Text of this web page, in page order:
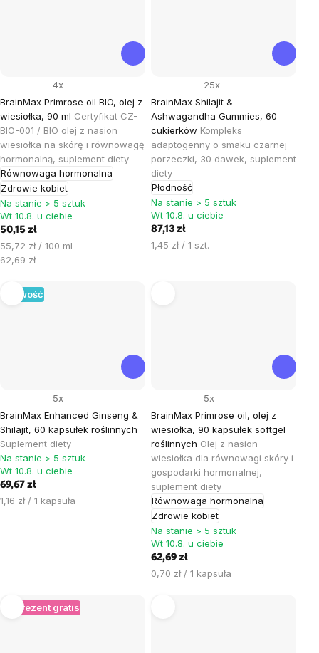
BrainMax Primrose oil BIO, olej z
wiesiołka, 90 ml Certyfikat CZ-
BIO-001 / BIO olej z nasion
wiesiołka na skórę i równowagę
hormonalną, suplement diety
Równowaga hormonalna
Zdrowie kobiet
4x
Na stanie > 5 sztuk
Wt 10.8. u ciebie
50,15 zł
Cena
jednostkowa:
55,72 zł / 100 ml
62,69 zł
BrainMax Shilajit &
Ashwagandha Gummies, 60
cukierków Kompleks
adaptogenny o smaku czarnej
porzeczki, 30 dawek, suplement
diety
Płodność
25x
Na stanie > 5 sztuk
Wt 10.8. u ciebie
87,13 zł
Cena
1,45 zł / 1 szt.
Nowość
BrainMax Enhanced Ginseng &
Shilajit, 60 kapsułek roślinnych
Suplement diety
5x
Na stanie > 5 sztuk
Wt 10.8. u ciebie
69,67 zł
Cena
1,16 zł / 1 kapsuła
BrainMax Primrose oil, olej z
wiesiołka, 90 kapsułek softgel
roślinnych Olej z nasion
wiesiołka dla równowagi skóry i
gospodarki hormonalnej,
suplement diety
Równowaga hormonalna
Zdrowie kobiet
5x
Na stanie > 5 sztuk
Wt 10.8. u ciebie
62,69 zł
Cena
0,70 zł / 1 kapsuła
+ Prezent gratis